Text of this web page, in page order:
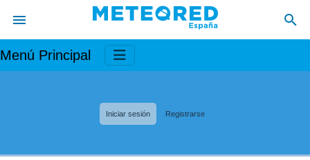
Menú Principal
Iniciar sesión Registrarse